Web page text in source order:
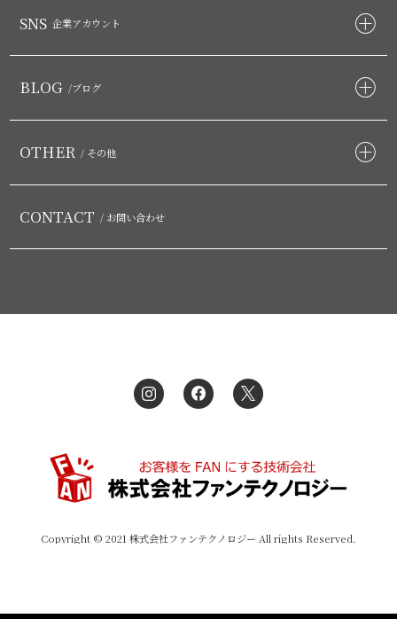
SNS 企業アカウント
BLOG /ブログ
OTHER / その他
CONTACT / お問い合わせ
Copyright © 2021 株式会社ファンテクノロジー All rights Reserved.